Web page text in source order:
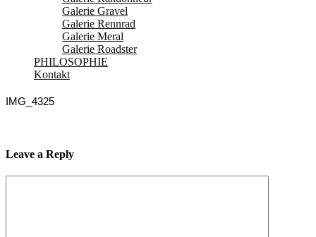
Galerie Gravel
Galerie Rennrad
Galerie Meral
Galerie Roadster
PHILOSOPHIE
Kontakt
IMG_4325
Leave a Reply